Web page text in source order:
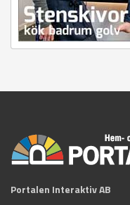
Portalen Interaktiv AB